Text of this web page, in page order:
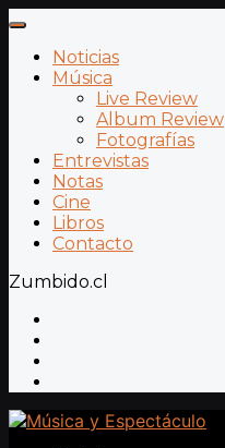
Noticias
Música
Live Review
Album Review
Fotografías
Entrevistas
Notas
Cine
Libros
Contacto
Zumbido.cl